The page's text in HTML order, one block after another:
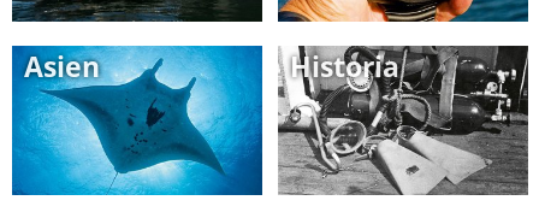
Asien Historia